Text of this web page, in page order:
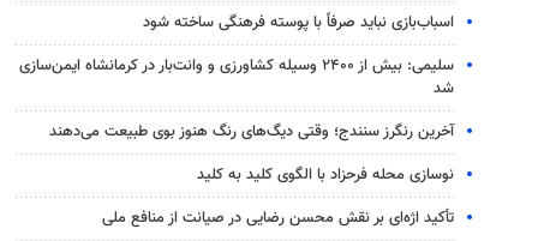
اسباب‌بازی نباید صرفاً با پوسته فرهنگی ساخته شود
سلیمی: بیش از ۲۴۰۰ وسیله کشاورزی و وانت‌بار در کرمانشاه ایمن‌سازی
شد
آخرین رنگرز سنندج؛ وقتی دیگ‌های رنگ هنوز بوی طبیعت می‌دهند
نوسازی محله فرحزاد با الگوی کلید به ‌کلید
تأکید اژه‌ای بر نقش محسن رضایی در صیانت از منافع ملی